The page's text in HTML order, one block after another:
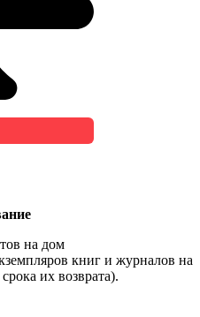
на дом
книг и журналов на
их возврата).